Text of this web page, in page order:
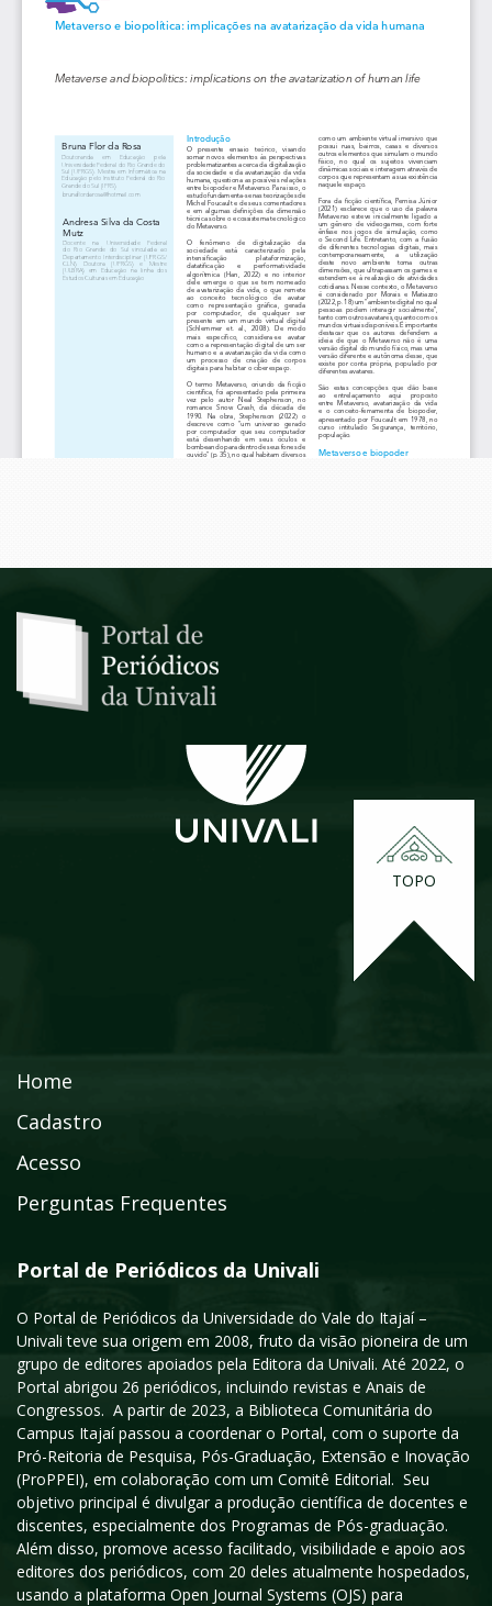
TOPO
Home
Cadastro
Acesso
Perguntas Frequentes
Portal de Periódicos da Univali
O Portal de Periódicos da Universidade do Vale do Itajaí –
Univali teve sua origem em 2008, fruto da visão pioneira de um
grupo de editores apoiados pela Editora da Univali. Até 2022, o
Portal abrigou 26 periódicos, incluindo revistas e Anais de
Congressos. A partir de 2023, a Biblioteca Comunitária do
Campus Itajaí passou a coordenar o Portal, com o suporte da
Pró-Reitoria de Pesquisa, Pós-Graduação, Extensão e Inovação
(ProPPEI), em colaboração com um Comitê Editorial. Seu
objetivo principal é divulgar a produção científica de docentes e
discentes, especialmente dos Programas de Pós-graduação.
Além disso, promove acesso facilitado, visibilidade e apoio aos
editores dos periódicos, com 20 deles atualmente hospedados,
usando a plataforma Open Journal Systems (OJS) para